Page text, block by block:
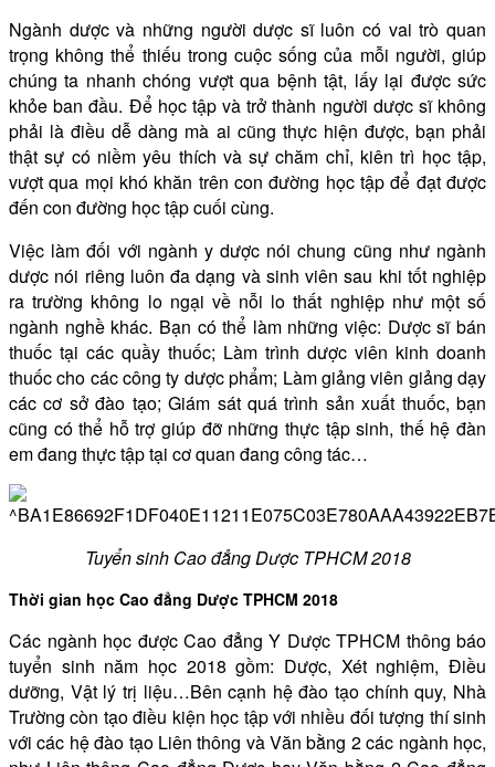
Ngành dược và những người dược sĩ luôn có vai trò quan
trọng không thể thiếu trong cuộc sống của mỗi người, giúp
chúng ta nhanh chóng vượt qua bệnh tật, lấy lại được sức
khỏe ban đầu. Để học tập và trở thành người dược sĩ không
phải là điều dễ dàng mà ai cũng thực hiện được, bạn phải
thật sự có niềm yêu thích và sự chăm chỉ, kiên trì học tập,
vượt qua mọi khó khăn trên con đường học tập để đạt được
đến con đường học tập cuối cùng.
Việc làm đối với ngành y dược nói chung cũng như ngành
dược nói riêng luôn đa dạng và sinh viên sau khi tốt nghiệp
ra trường không lo ngại về nỗi lo thất nghiệp như một số
ngành nghề khác. Bạn có thể làm những việc: Dược sĩ bán
thuốc tại các quầy thuốc; Làm trình dược viên kinh doanh
thuốc cho các công ty dược phẩm; Làm giảng viên giảng dạy
các cơ sở đào tạo; Giám sát quá trình sản xuất thuốc, bạn
cũng có thể hỗ trợ giúp đỡ những thực tập sinh, thế hệ đàn
em đang thực tập tại cơ quan đang công tác…
Tuyển sinh Cao đẳng Dược TPHCM 2018
Thời gian học Cao đẳng Dược TPHCM 2018
Các ngành học được Cao đẳng Y Dược TPHCM thông báo
tuyển sinh năm học 2018 gồm: Dược, Xét nghiệm, Điều
dưỡng, Vật lý trị liệu…Bên cạnh hệ đào tạo chính quy, Nhà
Trường còn tạo điều kiện học tập với nhiều đối tượng thí sinh
với các hệ đào tạo Liên thông và Văn bằng 2 các ngành học,